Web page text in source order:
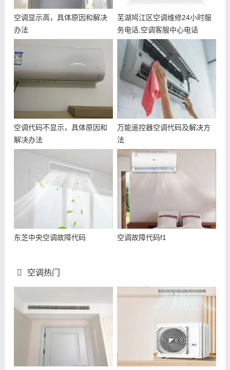
空调显示高，具体原因和解决
办法
芜湖鸠江区空调维修24小时服
务电话,空调客服中心电话
空调代码不显示，具体原因和
解决办法
万能遥控器空调代码及解决方
法
东芝中央空调故障代码 空调故障代码f1
空调热门